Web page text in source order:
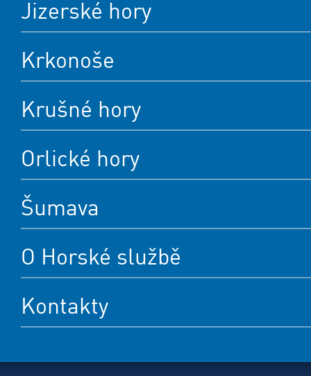
Jizerské hory
Krkonoše
Krušné hory
Orlické hory
Šumava
O Horské službě
Kontakty